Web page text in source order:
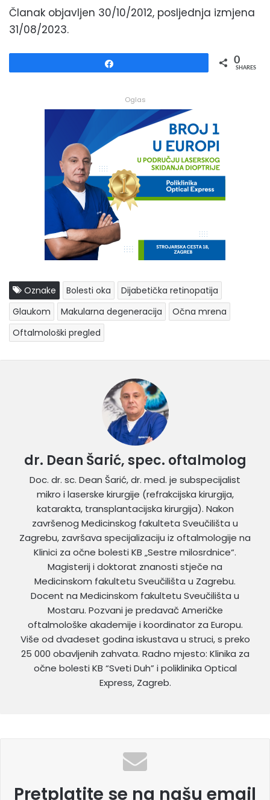
Članak objavljen 30/10/2012, posljednja izmjena
31/08/2023.
0
SHARES
Oglas
Oznake Bolesti oka
Dijabetička retinopatija
Glaukom
Makularna degeneracija
Očna mrena
Oftalmološki pregled
dr. Dean Šarić, spec. oftalmolog
Doc. dr. sc. Dean Šarić, dr. med. je subspecijalist
mikro i laserske kirurgije (refrakcijska kirurgija,
katarakta, transplantacijska kirurgija). Nakon
završenog Medicinskog fakulteta Sveučilišta u
Zagrebu, završava specijalizaciju iz oftalmologije na
Klinici za očne bolesti KB „Sestre milosrdnice“.
Magisterij i doktorat znanosti stječe na
Medicinskom fakultetu Sveučilišta u Zagrebu.
Docent na Medicinskom fakultetu Sveučilišta u
Mostaru. Pozvani je predavač Američke
oftalmološke akademije i koordinator za Europu.
Više od dvadeset godina iskustava u struci, s preko
25 000 obavljenih zahvata. Radno mjesto: Klinika za
očne bolesti KB “Sveti Duh” i poliklinika Optical
Express, Zagreb.
Pretplatite se na našu email